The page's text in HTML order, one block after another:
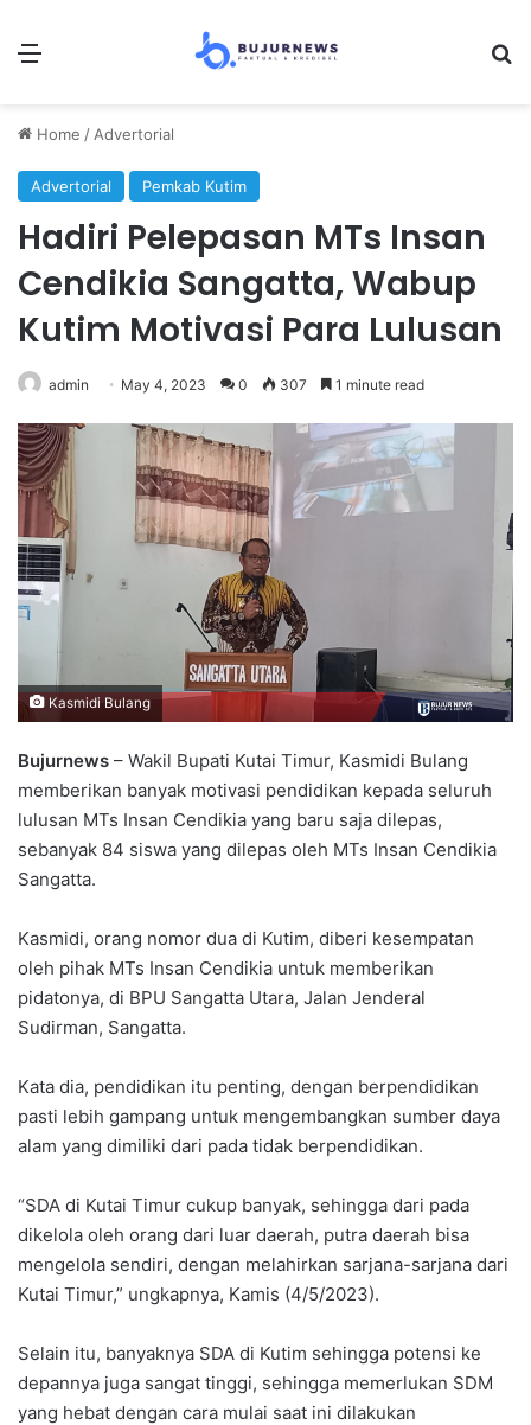
Menu
Home / Advertorial
Advertorial Pemkab Kutim
Hadiri Pelepasan MTs Insan
Cendikia Sangatta, Wabup
Kutim Motivasi Para Lulusan
admin May 4, 2023 0 307 1 minute read
Kasmidi Bulang
Bujurnews – Wakil Bupati Kutai Timur, Kasmidi Bulang
memberikan banyak motivasi pendidikan kepada seluruh
lulusan MTs Insan Cendikia yang baru saja dilepas,
sebanyak 84 siswa yang dilepas oleh MTs Insan Cendikia
Sangatta.
Kasmidi, orang nomor dua di Kutim, diberi kesempatan
oleh pihak MTs Insan Cendikia untuk memberikan
pidatonya, di BPU Sangatta Utara, Jalan Jenderal
Sudirman, Sangatta.
Kata dia, pendidikan itu penting, dengan berpendidikan
pasti lebih gampang untuk mengembangkan sumber daya
alam yang dimiliki dari pada tidak berpendidikan.
“SDA di Kutai Timur cukup banyak, sehingga dari pada
dikelola oleh orang dari luar daerah, putra daerah bisa
mengelola sendiri, dengan melahirkan sarjana-sarjana dari
Kutai Timur,” ungkapnya, Kamis (4/5/2023).
Selain itu, banyaknya SDA di Kutim sehingga potensi ke
depannya juga sangat tinggi, sehingga memerlukan SDM
yang hebat dengan cara mulai saat ini dilakukan